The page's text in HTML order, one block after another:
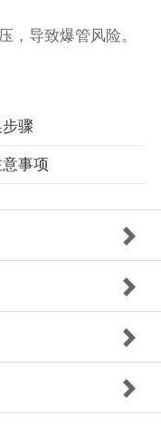
，导致爆管风险。
骤
事项